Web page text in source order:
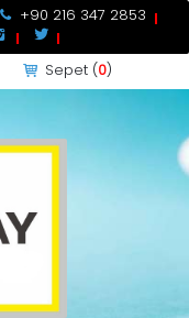
+90 216 347 2853
Sepet (0)